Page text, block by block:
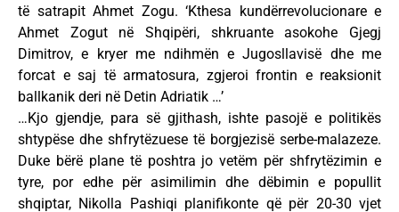
të satrapit Ahmet Zogu. ‘Kthesa kundërrevolucionare e
Ahmet Zogut në Shqipëri, shkruante asokohe Gjegj
Dimitrov, e kryer me ndihmën e Jugosllavisë dhe me
forcat e saj të armatosura, zgjeroi frontin e reaksionit
ballkanik deri në Detin Adriatik …’
…Kjo gjendje, para së gjithash, ishte pasojë e politikës
shtypëse dhe shfrytëzuese të borgjezisë serbe-malazeze.
Duke bërë plane të poshtra jo vetëm për shfrytëzimin e
tyre, por edhe për asimilimin dhe dëbimin e popullit
shqiptar, Nikolla Pashiqi planifikonte që për 20-30 vjet